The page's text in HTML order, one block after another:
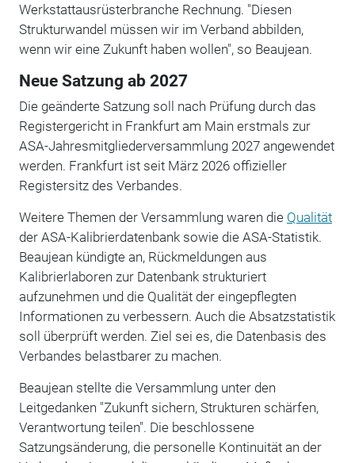
Werkstattausrüsterbranche Rechnung. "Diesen
Strukturwandel müssen wir im Verband abbilden,
wenn wir eine Zukunft haben wollen", so Beaujean.
Neue Satzung ab 2027
Die geänderte Satzung soll nach Prüfung durch das
Registergericht in Frankfurt am Main erstmals zur
ASA-Jahresmitgliederversammlung 2027 angewendet
werden. Frankfurt ist seit März 2026 offizieller
Registersitz des Verbandes.
Weitere Themen der Versammlung waren die Qualität
der ASA-Kalibrierdatenbank sowie die ASA-Statistik.
Beaujean kündigte an, Rückmeldungen aus
Kalibrierlaboren zur Datenbank strukturiert
aufzunehmen und die Qualität der eingepflegten
Informationen zu verbessern. Auch die Absatzstatistik
soll überprüft werden. Ziel sei es, die Datenbasis des
Verbandes belastbarer zu machen.
Beaujean stellte die Versammlung unter den
Leitgedanken "Zukunft sichern, Strukturen schärfen,
Verantwortung teilen". Die beschlossene
Satzungsänderung, die personelle Kontinuität an der